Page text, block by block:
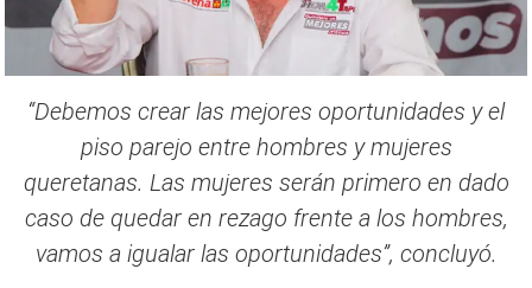
“Debemos crear las mejores oportunidades y el
piso parejo entre hombres y mujeres
queretanas. Las mujeres serán primero en dado
caso de quedar en rezago frente a los hombres,
vamos a igualar las oportunidades”, concluyó.